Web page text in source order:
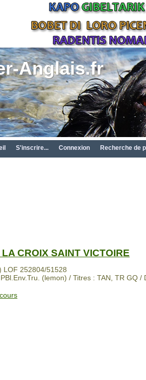
Anglais.fr
S'inscrire... Connexion Recherche de
CROIX SAINT VICTOIRE
LOF 252804/51528
(lemon) / Titres : TAN, TR GQ /